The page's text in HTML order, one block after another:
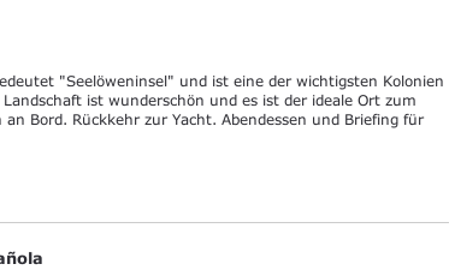
"Seelöweninsel" und ist eine der wichtigsten Kolonien
ist wunderschön und es ist der ideale Ort zum
Bord. Rückkehr zur Yacht. Abendessen und Briefing für